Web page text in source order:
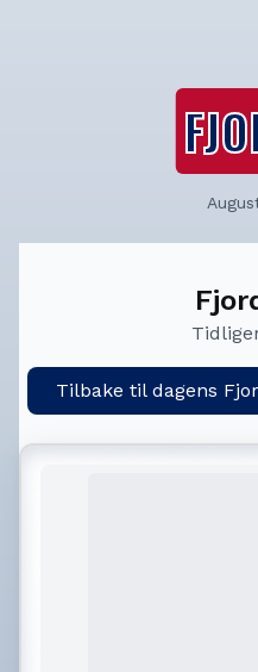
Tilbake til dagens